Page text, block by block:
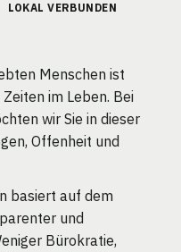
LOKAL VERBUNDEN
Menschen ist
im Leben. Bei
wir Sie in dieser
Offenheit und
basiert auf dem
und
Bürokratie,